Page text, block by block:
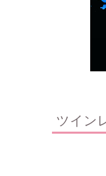
ツイン